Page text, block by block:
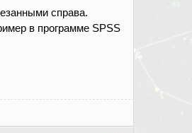
справа.
в программе SPSS